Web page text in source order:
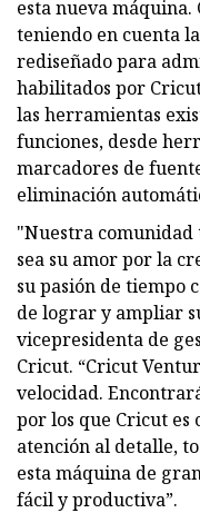
esta nueva máquina.
teniendo en cuenta
rediseñado para
habilitados por
las herramientas
funciones, desde
marcadores de
eliminación
"Nuestra comunidad
sea su amor por la
su pasión de tiempo
de lograr y ampliar
vicepresidenta de
Cricut. “Cricut
velocidad.
por los que Cricut es
atención al detalle,
esta máquina de
fácil y productiva”.